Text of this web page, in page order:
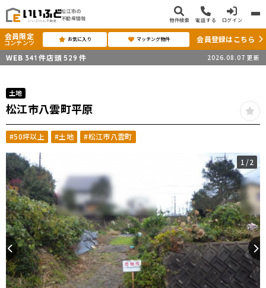
松江市の
不動産情報
物件検索 電話する ログイン
会員限定
コンテンツ お気に入り マッチング物件
会員登録はこちら
WEB 341 件店頭 529 件 2026.08.07 更新
土地
松江市八雲町平原
#50坪以上 #土地 #松江市八雲町
1 /2